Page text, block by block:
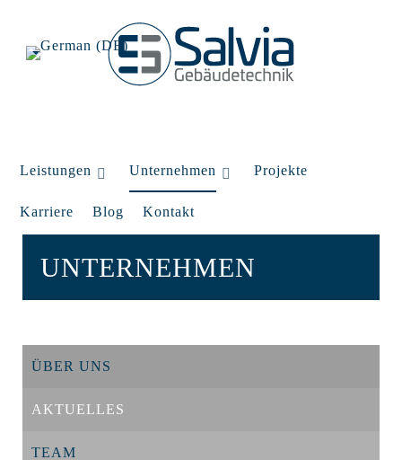
Leistungen Unternehmen Projekte
Karriere Blog Kontakt
UNTERNEHMEN
ÜBER UNS
AKTUELLES
TEAM